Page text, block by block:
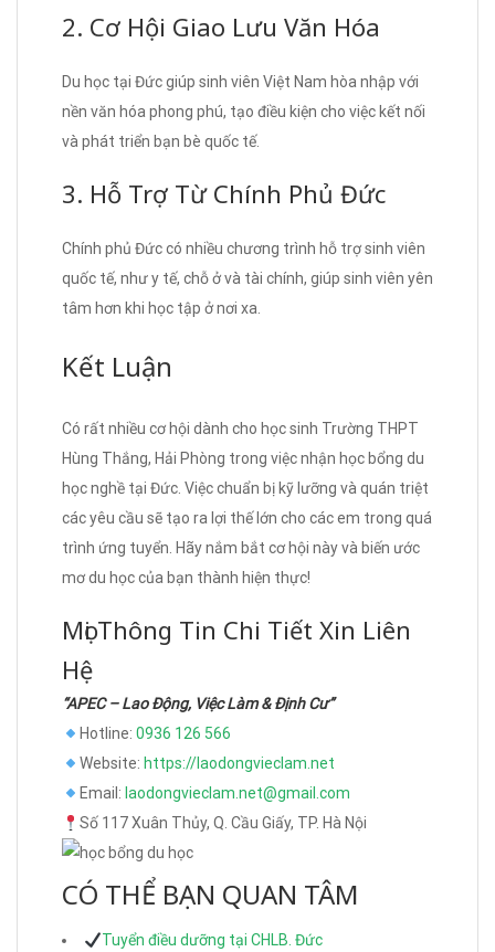
2. Cơ Hội Giao Lưu Văn Hóa
Du học tại Đức giúp sinh viên Việt Nam hòa nhập với
nền văn hóa phong phú, tạo điều kiện cho việc kết nối
và phát triển bạn bè quốc tế.
3. Hỗ Trợ Từ Chính Phủ Đức
Chính phủ Đức có nhiều chương trình hỗ trợ sinh viên
quốc tế, như y tế, chỗ ở và tài chính, giúp sinh viên yên
tâm hơn khi học tập ở nơi xa.
Kết Luận
Có rất nhiều cơ hội dành cho học sinh Trường THPT
Hùng Thắng, Hải Phòng trong việc nhận học bổng du
học nghề tại Đức. Việc chuẩn bị kỹ lưỡng và quán triệt
các yêu cầu sẽ tạo ra lợi thế lớn cho các em trong quá
trình ứng tuyển. Hãy nắm bắt cơ hội này và biến ước
mơ du học của bạn thành hiện thực!
Mọi Thông Tin Chi Tiết Xin Liên
Hệ
“APEC – Lao Động, Việc Làm & Định Cư”
Hotline: 0936 126 566
Website: https://laodongvieclam.net
Email: laodongvieclam.net@gmail.com
Số 117 Xuân Thủy, Q. Cầu Giấy, TP. Hà Nội
CÓ THỂ BẠN QUAN TÂM
Tuyển điều dưỡng tại CHLB. Đức